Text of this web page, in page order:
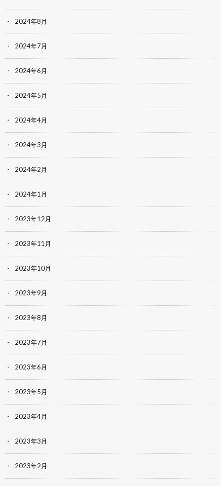
2024年8月
2024年7月
2024年6月
2024年5月
2024年4月
2024年3月
2024年2月
2024年1月
2023年12月
2023年11月
2023年10月
2023年9月
2023年8月
2023年7月
2023年6月
2023年5月
2023年4月
2023年3月
2023年2月